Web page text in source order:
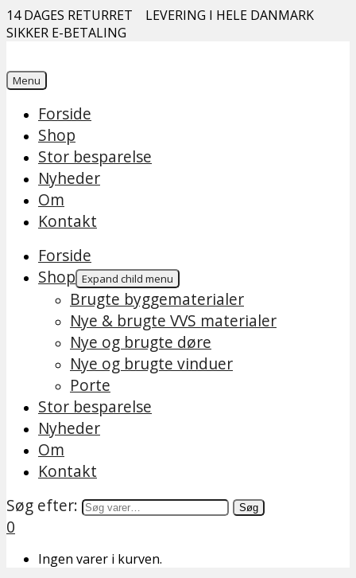
14 DAGES RETURRET LEVERING I HELE DANMARK
SIKKER E-BETALING
Menu
Forside
Shop
Stor besparelse
Nyheder
Om
Kontakt
Forside
Shop Expand child menu
Brugte byggematerialer
Nye & brugte VVS materialer
Nye og brugte døre
Nye og brugte vinduer
Porte
Stor besparelse
Nyheder
Om
Kontakt
Søg efter:
Søg
0
Ingen varer i kurven.